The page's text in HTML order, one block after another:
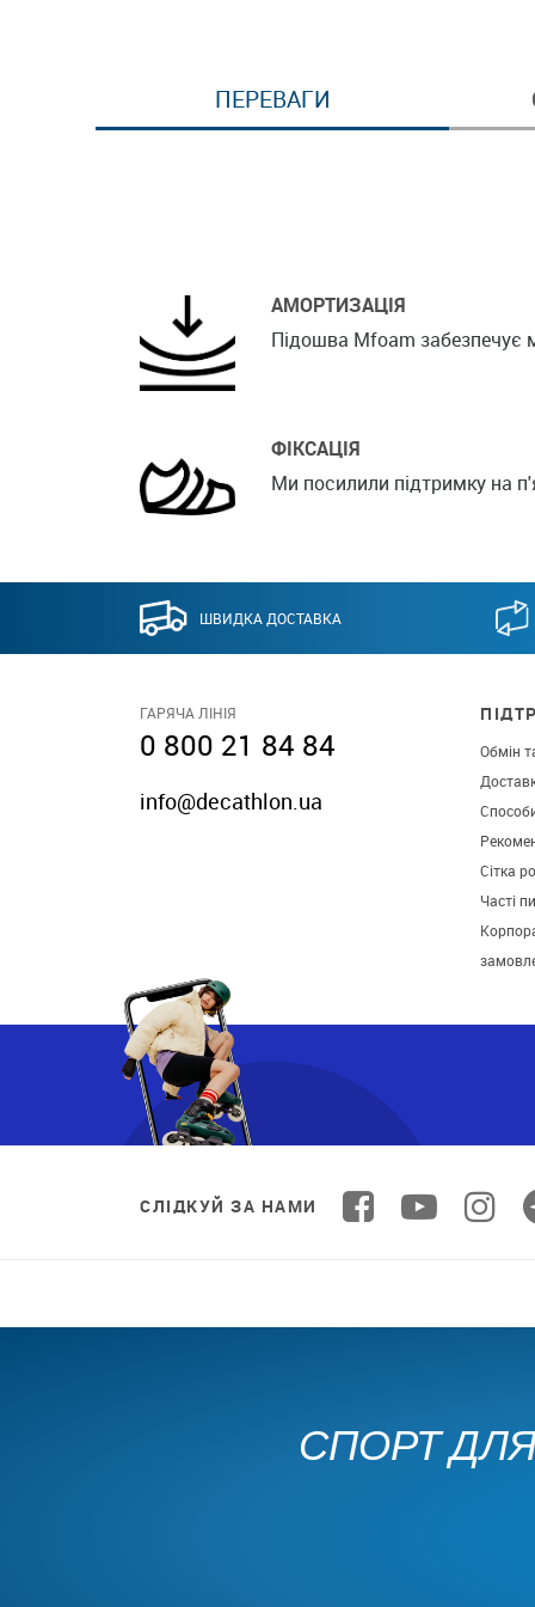
ПЕРЕВАГИ
АМОРТИЗАЦІЯ
Підошва Mfoam забезпечує
ФІКСАЦІЯ
Ми посилили підтримку на
ШВИДКА ДОСТАВКА
ГАРЯЧА ЛІНІЯ
0 800 21 84 84
info@decathlon.ua
Обмін
Сітка
Часті
СЛІДКУЙ ЗА НАМИ
СПОРТ